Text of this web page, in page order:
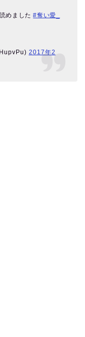
めました#奪い愛_
2017年2